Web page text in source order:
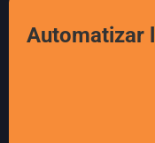
Automatizar